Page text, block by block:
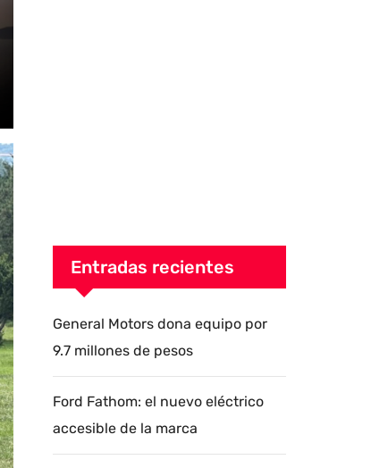
Entradas recientes
General Motors dona equipo por
9.7 millones de pesos
Ford Fathom: el nuevo eléctrico
accesible de la marca